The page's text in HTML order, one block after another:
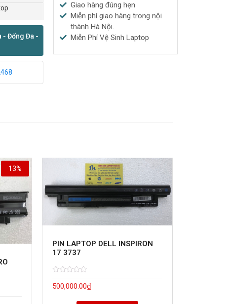
- Đống Đa -
Giao hàng đúng hẹn
Miễn phí giao hàng trong nội
thành Hà Nội.
Miễn Phí Vệ Sinh Laptop
13%
PIN LAPTOP DELL INSPIRON
17 3737
0
500,000.00₫